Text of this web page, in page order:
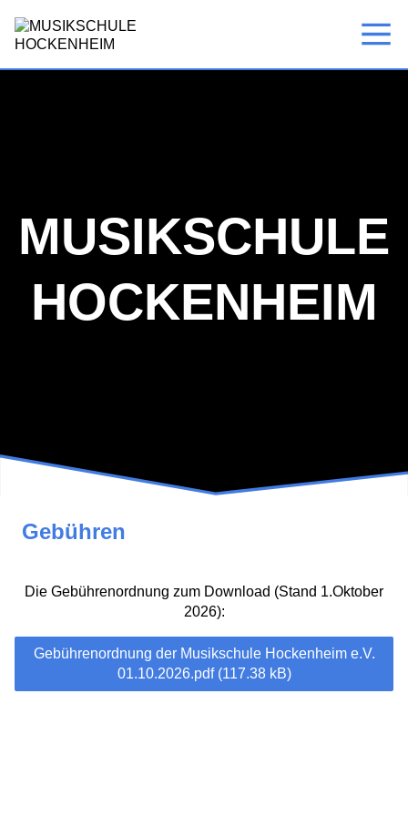
MUSIKSCHULE
HOCKENHEIM
Gebühren
Die Gebührenordnung zum Download (Stand 1.Oktober
2026):
Gebührenordnung der Musikschule Hockenheim e.V.
01.10.2026.pdf (117.38 kB)